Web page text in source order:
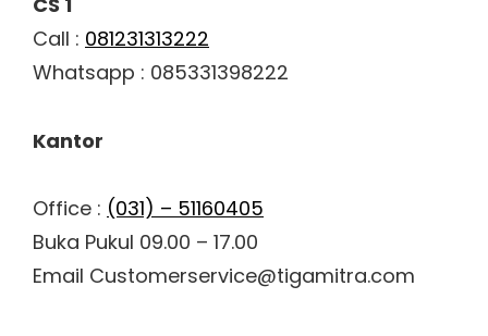
Call : 081231313222
Whatsapp : 085331398222
Kantor
Office : (031) – 51160405
Buka Pukul 09.00 – 17.00
Email Customerservice@tigamitra.com